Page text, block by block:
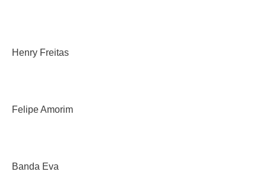
Henry Freitas
Felipe Amorim
Banda Eva